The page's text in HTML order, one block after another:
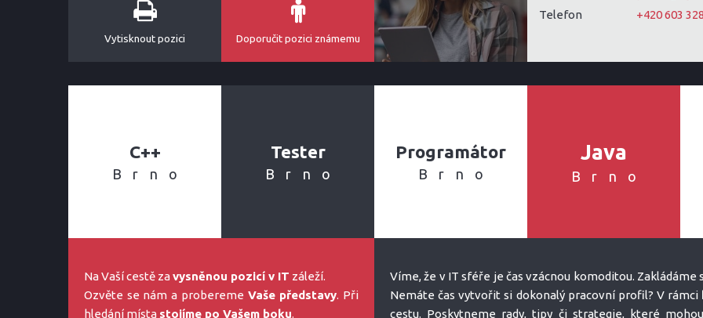
Vytisknout pozici Doporučit pozici známemu
Telefon
+420 603
C++
Brno
Tester
Brno
Programátor
Brno
Java
Brno
Na Vaší cestě zavysněnou pozicí v IT záleží.
Ozvěte se nám a probereme Vaše představy. Při
hledání místa stojíme po Vašem boku.
Víme, že v IT sféře je čas vzácnou komoditou. Zakládáme
Nemáte čas vytvořit si dokonalý pracovní profil? V rámci
cestu. Poskytneme rady, tipy či strategie, které